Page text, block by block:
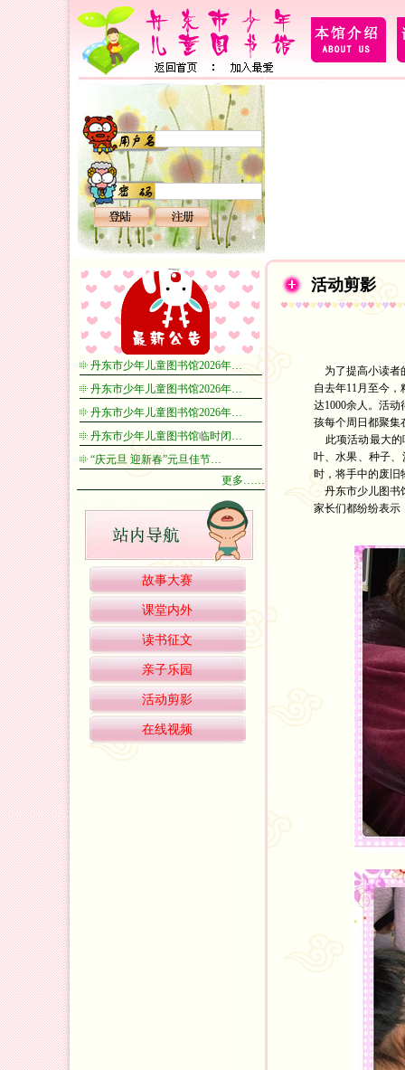
丹东市少年儿童图书馆2026年…
丹东市少年儿童图书馆2026年…
丹东市少年儿童图书馆2026年…
丹东市少年儿童图书馆临时闭…
“庆元旦 迎新春”元旦佳节…
更多……
故事大赛
课堂内外
读书征文
亲子乐园
活动剪影
在线视频
活动剪影
为了提高小读者
自去年11月至今
达1000余人。活
孩每个周日都聚集
此项活动最大的
叶、水果、种子
时，将手中的废旧
丹东市少儿图书
家长们都纷纷表示